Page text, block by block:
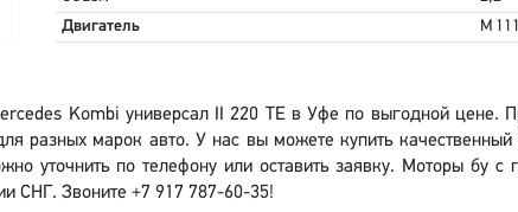
Двигатель
M
Kombi универсал II 220 TE в Уфе по выгодной цене.
разных марок авто. У нас вы можете купить
уточнить по телефону или оставить заявку. Моторы бу с
СНГ. Звоните +7 917 787-60-35!